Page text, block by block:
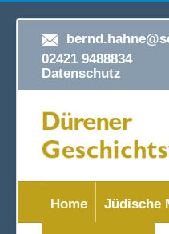
02421 9488834
Datenschutz
Home Jüdische